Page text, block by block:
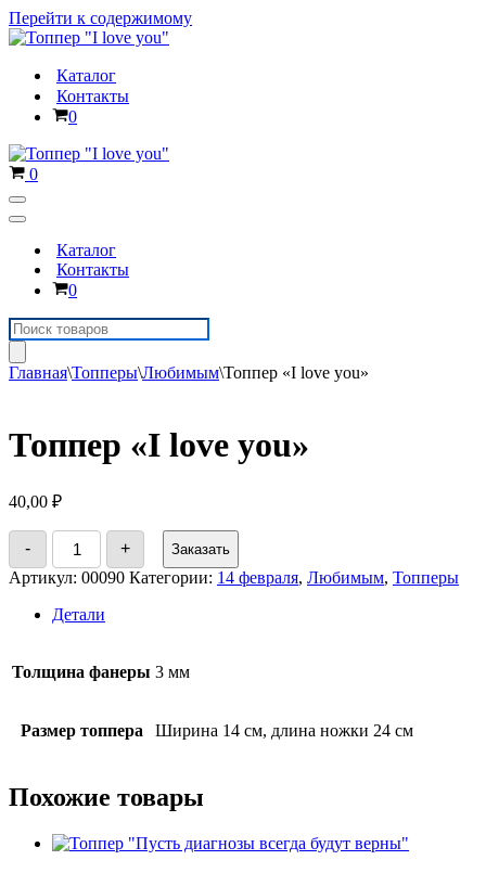
Перейти к содержимому
Каталог
Контакты
Корзина
0
Корзина
0
Меню
навигации
Меню
навигацииКаталог
Контакты
Корзина
0
Поиск
товаров
Главная\Топперы\Любимым\Топпер «I love you»
Топпер «I love you»
40,00 ₽
-
Количество
товара
Топпер
"I
love
you"
+ Заказать
Артикул: 00090 Категории: 14 февраля, Любимым, Топперы
Детали
Толщина фанеры 3 мм
Размер топпера Ширина 14 см, длина ножки 24 см
Похожие товары